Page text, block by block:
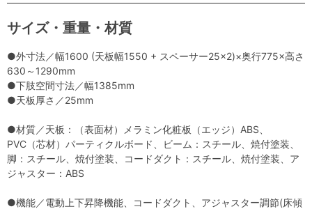
サイズ・重量・材質
●外寸法／幅1600 (天板幅1550 + スペーサー25×2)×奥行775×高さ
630～1290mm
●下肢空間寸法／幅1385mm
●天板厚さ／25mm
●材質／天板：（表面材）メラミン化粧板（エッジ）ABS、
PVC（芯材）パーティクルボード、ビーム：スチール、焼付塗装、
脚：スチール、焼付塗装、コードダクト：スチール、焼付塗装、ア
ジャスター：ABS
●機能／電動上下昇降機能、コードダクト、アジャスター調節(床傾